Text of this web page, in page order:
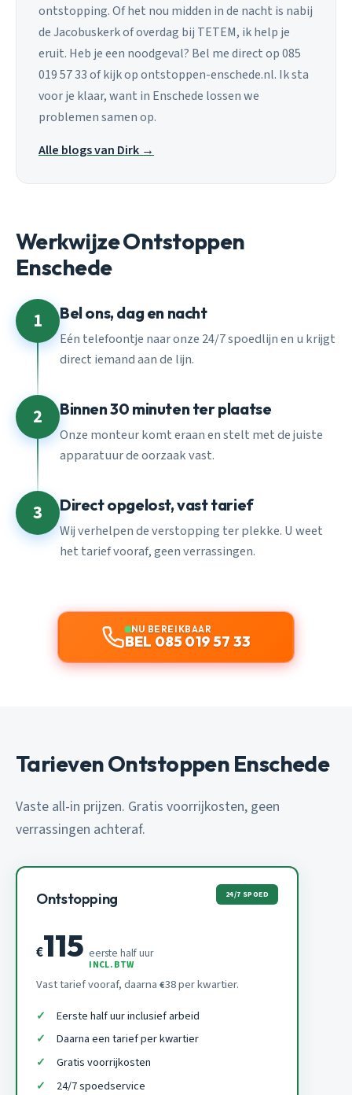
ontstopping. Of het nou midden in de nacht is nabij
de Jacobuskerk of overdag bij TETEM, ik help je
eruit. Heb je een noodgeval? Bel me direct op 085
019 57 33 of kijk op ontstoppen-enschede.nl. Ik sta
voor je klaar, want in Enschede lossen we
problemen samen op.
Alle blogs van Dirk →
Werkwijze Ontstoppen
Enschede
1 Bel ons, dag en nacht
Eén telefoontje naar onze 24/7 spoedlijn en u krijgt
direct iemand aan de lijn.
2 Binnen 30 minuten ter plaatse
Onze monteur komt eraan en stelt met de juiste
apparatuur de oorzaak vast.
3 Direct opgelost, vast tarief
Wij verhelpen de verstopping ter plekke. U weet
het tarief vooraf, geen verrassingen.
NU BEREIKBAAR
BEL 085 019 57 33
Tarieven Ontstoppen Enschede
Vaste all-in prijzen. Gratis voorrijkosten, geen
verrassingen achteraf.
Ontstopping 24/7 SPOED
€115 eerste half uur
INCL. BTW
Vast tarief vooraf, daarna €38 per kwartier.
Eerste half uur inclusief arbeid
Daarna een tarief per kwartier
Gratis voorrijkosten
24/7 spoedservice